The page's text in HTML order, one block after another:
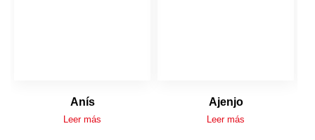
Anís
Leer más
Ajenjo
Leer más